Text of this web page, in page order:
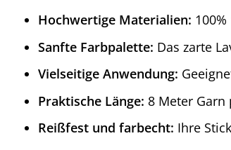
Hochwertige Materialien:
Sanfte Farbpalette: Das zarte
Vielseitige Anwendung:
Praktische Länge: 8 Meter
Reißfest und farbecht: Ihre